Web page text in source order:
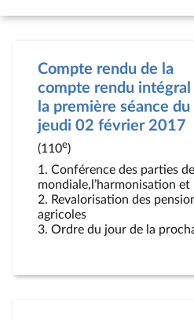
Compte rendu de la
compte rendu intégral
la première séance du
jeudi 02 février 2017
(110e)
1. Conférence des parties
mondiale,l’harmonisation
2. Revalorisation des
agricoles
3. Ordre du jour de la